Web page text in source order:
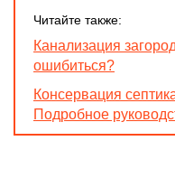
Читайте также:
Канализация
ошибиться?
Консервация
Подробное